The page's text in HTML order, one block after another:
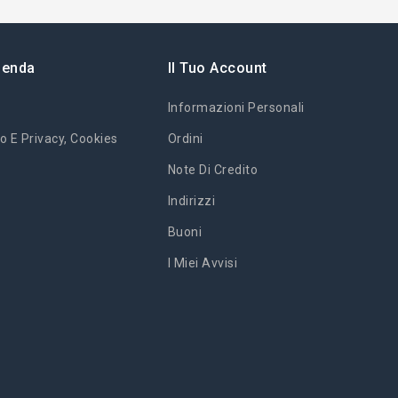
E Privacy, Cookies
Il Tuo Account
Informazioni Personali
Ordini
Note Di Credito
Indirizzi
Buoni
I Miei Avvisi